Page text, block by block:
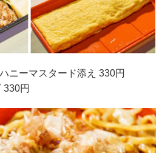
ニーマスタード添え 330円
330円